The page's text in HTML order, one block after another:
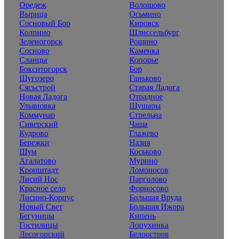
Оредеж
Волошово
Вырица
Осьмино
Сосновый Бор
Кировск
Колпино
Шлиссельбург
Зеленогорск
Рощино
Сосново
Каменка
Сланцы
Копорье
Бокситогорск
Бор
Шугозеро
Ганьково
Сясьстрой
Старая Ладога
Новая Ладога
Отрадное
Ульяновка
Шушары
Коммунар
Стрельна
Сиверский
Чаща
Кудрово
Глажево
Бережки
Назия
Шум
Коськово
Агалатово
Мурино
Кронштадт
Ломоносов
Лисий Нос
Парголово
Красное село
Форносово
Лисино-Корпус
Большая Вруда
Новый Свет
Большая Ижора
Бегуницы
Кипень
Гостилицы
Лопухинка
Лесогорский
Белоостров